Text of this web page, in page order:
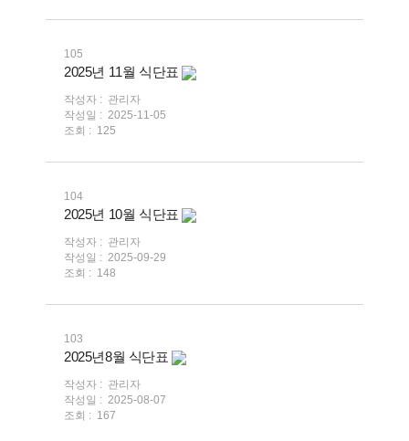
105
2025년 11월 식단표
작성자 : 관리자
작성일 : 2025-11-05
조회 : 125
104
2025년 10월 식단표
작성자 : 관리자
작성일 : 2025-09-29
조회 : 148
103
2025년8월 식단표
작성자 : 관리자
작성일 : 2025-08-07
조회 : 167